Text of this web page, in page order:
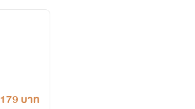
179 บาท